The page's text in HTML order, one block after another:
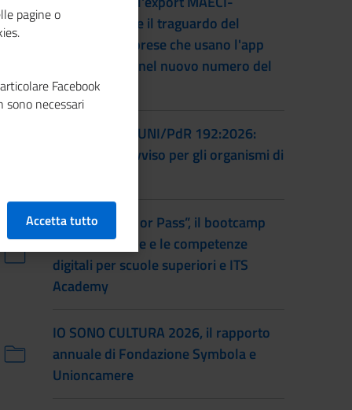
Unioncamere e il traguardo del
numero di imprese che usano l'app
Impresa Italia nel nuovo numero del
magazine
Certificazione UNI/PdR 192:2026:
pubblicato l'avviso per gli organismi di
Torna “Smash or Pass”, il bootcamp
sull’educazione e le competenze
digitali per scuole superiori e ITS
Academy
IO SONO CULTURA 2026, il rapporto
annuale di Fondazione Symbola e
Unioncamere
pagine o
Facebook
sono necessari
Accetta tutto